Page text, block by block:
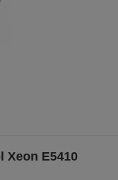
Xeon E5410